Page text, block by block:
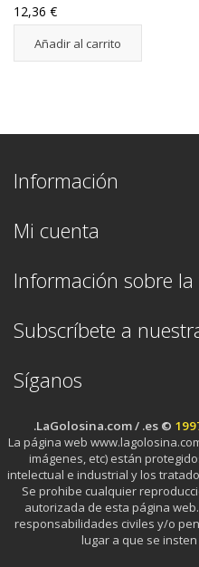
12,36 €
Añadir al carrito
Información
Mi cuenta
Información sobre
Subscríbete a
Síganos
.LaGolosina.com / .es ©
La página web
imágenes, etc) están
intelectual e industrial y los
Se prohibe cualquier
autorizada de esta página
responsabilidades civiles y/o
lugar a que se